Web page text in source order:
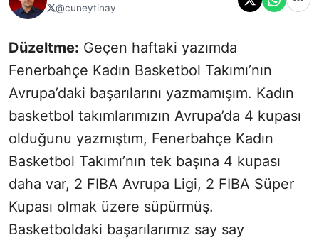
@cuneytinay
Düzeltme: Geçen haftaki yazımda
Fenerbahçe Kadın Basketbol Takımı’nın
Avrupa’daki başarılarını yazmamışım. Kadın
basketbol takımlarımızın Avrupa’da 4 kupası
olduğunu yazmıştım, Fenerbahçe Kadın
Basketbol Takımı’nın tek başına 4 kupası
daha var, 2 FIBA Avrupa Ligi, 2 FIBA Süper
Kupası olmak üzere süpürmüş.
Basketboldaki başarılarımız say say